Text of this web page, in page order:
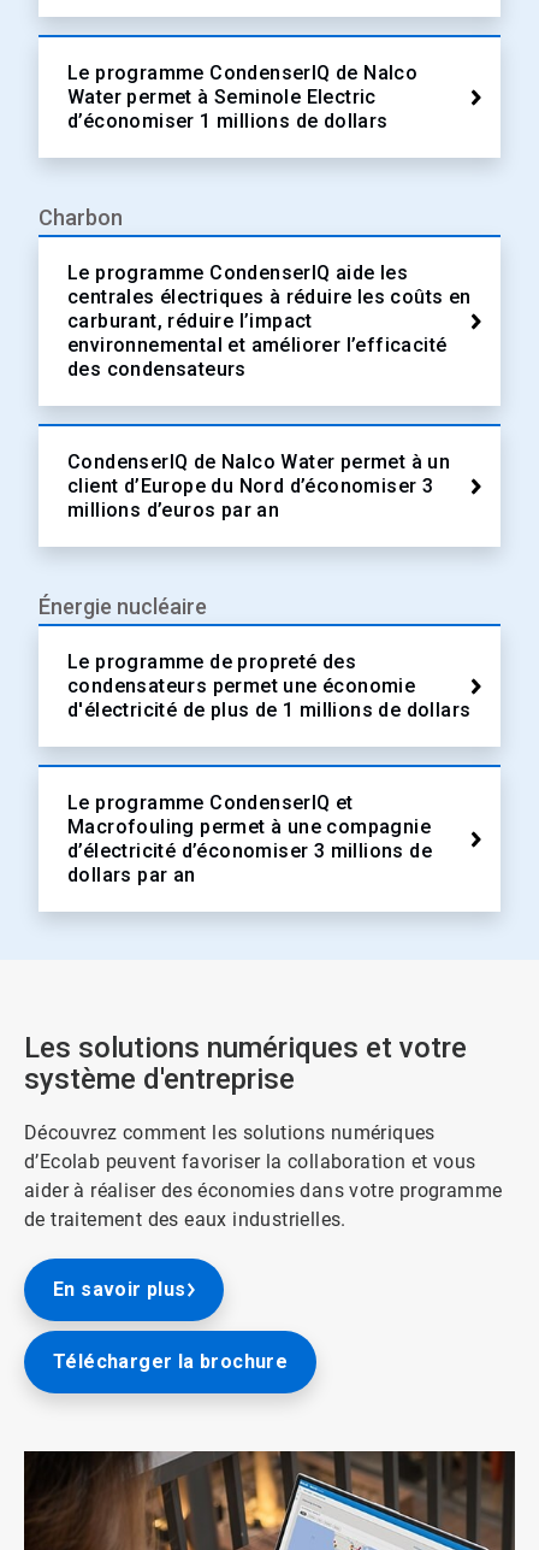
Le programme CondenserIQ de Nalco
Water permet à Seminole Electric
d’économiser 1 millions de dollars
Charbon
Le programme CondenserIQ aide les
centrales électriques à réduire les coûts en
carburant, réduire l’impact
environnemental et améliorer l’efficacité
des condensateurs
CondenserIQ de Nalco Water permet à un
client d’Europe du Nord d’économiser 3
millions d’euros par an
Énergie nucléaire
Le programme de propreté des
condensateurs permet une économie
d'électricité de plus de 1 millions de dollars
Le programme CondenserIQ et
Macrofouling permet à une compagnie
d’électricité d’économiser 3 millions de
dollars par an
Les solutions numériques et votre
système d'entreprise
Découvrez comment les solutions numériques
d’Ecolab peuvent favoriser la collaboration et vous
aider à réaliser des économies dans votre programme
de traitement des eaux industrielles.
En savoir plus
Télécharger la brochure